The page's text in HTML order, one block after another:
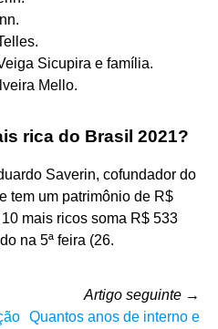
Sicupira e família.
Mello.
rica do Brasil 2021?
Saverin, cofundador do
tem um patrimônio de R$
mais ricos soma R$ 533
na 5ª feira (26.
Artigo seguinte →
Quantos anos de interno e